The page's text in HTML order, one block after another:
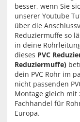
besser, wenn Sie
unserer Youtube
über die
Reduziermuffe so
in deine
dieses PVC
Reduziermuffe)
dein PVC Rohr im
nicht passenden
Montage gleich mit
Fachhandel für
Europa.